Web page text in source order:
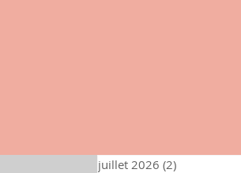
juillet 2026 (2)